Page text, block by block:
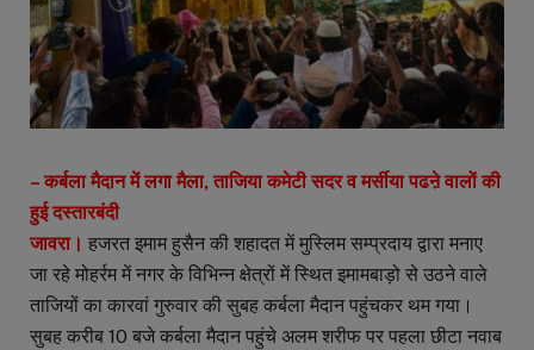
– कर्बला मैदान में लगा मैला, ताजिया कमेटी सदर व मर्सीया पढऩे वालों की
हुई दस्तारबंदी
जावरा। हजरत इमाम हुसैन की शहादत में मुस्लिम सम्प्रदाय द्वारा मनाए
जा रहे मोहर्रम में नगर के विभिन्न क्षेत्रों में स्थित इमामबाड़ो से उठने वाले
ताजियों का कारवां गुरुवार की सुबह कर्बला मैदान पहुंचकर थम गया।
सुबह करीब 10 बजे कर्बला मैदान पहुंचे अलम शरीफ पर पहला छीटा नवाब